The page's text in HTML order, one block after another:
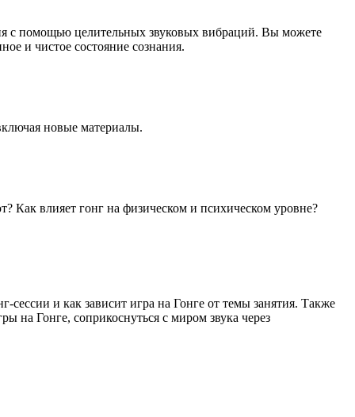
с помощью целительных звуковых вибраций. Вы можете
и чистое состояние сознания.
новые материалы.
Как влияет гонг на физическом и психическом уровне?
и как зависит игра на Гонге от темы занятия. Также
на Гонге, соприкоснуться с миром звука через